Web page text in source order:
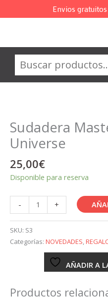
al
Buscar
Sudadera
Universe
25,00€
Disponible para reserva
-
Sudadera
Masters
Of
The
Universe
+
SKU: S3
Categorías: NOVEDADES,
AÑADIR A
Productos
Envios